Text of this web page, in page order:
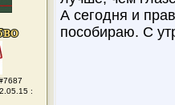
:
А сегодня и
пособираю. С